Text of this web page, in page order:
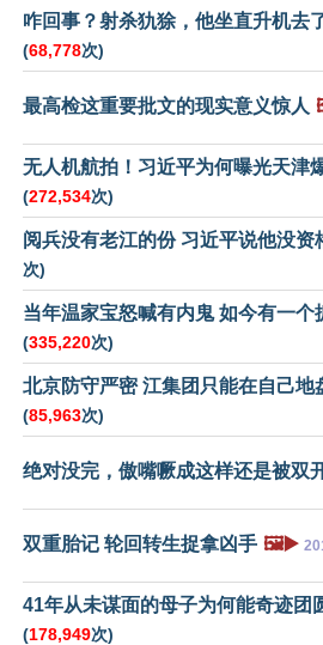
咋回事？射杀犰狳，他坐直升机去
(68,778次)
最高检这重要批文的现实意义惊人
无人机航拍！习近平为何曝光天津
(272,534次)
阅兵没有老江的份 习近平说他没资
次)
当年温家宝怒喊有内鬼 如今有一个
(335,220次)
北京防守严密 江集团只能在自己地
(85,963次)
绝对没完，傲嘴噘成这样还是被双
双重胎记 轮回转生捉拿凶手 🖼️▶️
41年从未谋面的母子为何能奇迹团
(178,949次)